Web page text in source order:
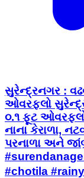
સુરેન્દ્રનગર :
ઓવરફ્લો
૦.૧ ફૂટ
નાના કેરાળા,
પરનાળા અને
#chotila